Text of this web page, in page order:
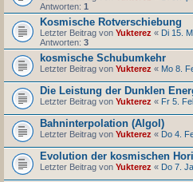
Antworten: 1
Kosmische Rotverschiebung
Letzter Beitrag von Yukterez « Di 15.
Antworten: 3
kosmische Schubumkehr
Letzter Beitrag von Yukterez « Mo 8.
Die Leistung der Dunklen
Letzter Beitrag von Yukterez « Fr 5.
Bahninterpolation (Algol)
Letzter Beitrag von Yukterez « Do 4.
Evolution der kosmischen
Letzter Beitrag von Yukterez « Do 7.